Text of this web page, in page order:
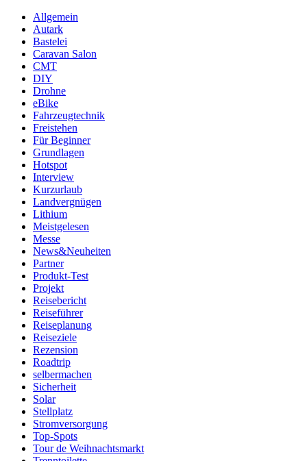
Allgemein
Autark
Bastelei
Caravan Salon
CMT
DIY
Drohne
eBike
Fahrzeugtechnik
Freistehen
Für Beginner
Grundlagen
Hotspot
Interview
Kurzurlaub
Landvergnügen
Lithium
Meistgelesen
Messe
News&Neuheiten
Partner
Produkt-Test
Projekt
Reisebericht
Reiseführer
Reiseplanung
Reiseziele
Rezension
Roadtrip
selbermachen
Sicherheit
Solar
Stellplatz
Stromversorgung
Top-Spots
Tour de Weihnachtsmarkt